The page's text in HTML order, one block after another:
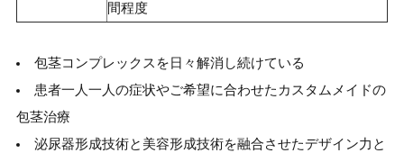
間程度
包茎コンプレックスを日々解消し続けている
患者一人一人の症状やご希望に合わせたカスタムメイドの
包茎治療
泌尿器形成技術と美容形成技術を融合させたデザイン力と